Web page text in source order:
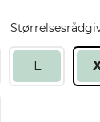
L